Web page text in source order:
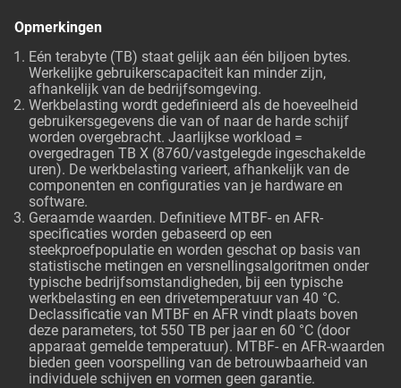
Opmerkingen
Eén terabyte (TB) staat gelijk aan één biljoen bytes.
Werkelijke gebruikerscapaciteit kan minder zijn,
afhankelijk van de bedrijfsomgeving.
Werkbelasting wordt gedefinieerd als de hoeveelheid
gebruikersgegevens die van of naar de harde schijf
worden overgebracht. Jaarlijkse workload =
overgedragen TB X (8760/vastgelegde ingeschakelde
uren). De werkbelasting varieert, afhankelijk van de
componenten en configuraties van je hardware en
software.
Geraamde waarden. Definitieve MTBF- en AFR-
specificaties worden gebaseerd op een
steekproefpopulatie en worden geschat op basis van
statistische metingen en versnellingsalgoritmen onder
typische bedrijfsomstandigheden, bij een typische
werkbelasting en een drivetemperatuur van 40 °C.
Declassificatie van MTBF en AFR vindt plaats boven
deze parameters, tot 550 TB per jaar en 60 °C (door
apparaat gemelde temperatuur). MTBF- en AFR-waarden
bieden geen voorspelling van de betrouwbaarheid van
individuele schijven en vormen geen garantie.